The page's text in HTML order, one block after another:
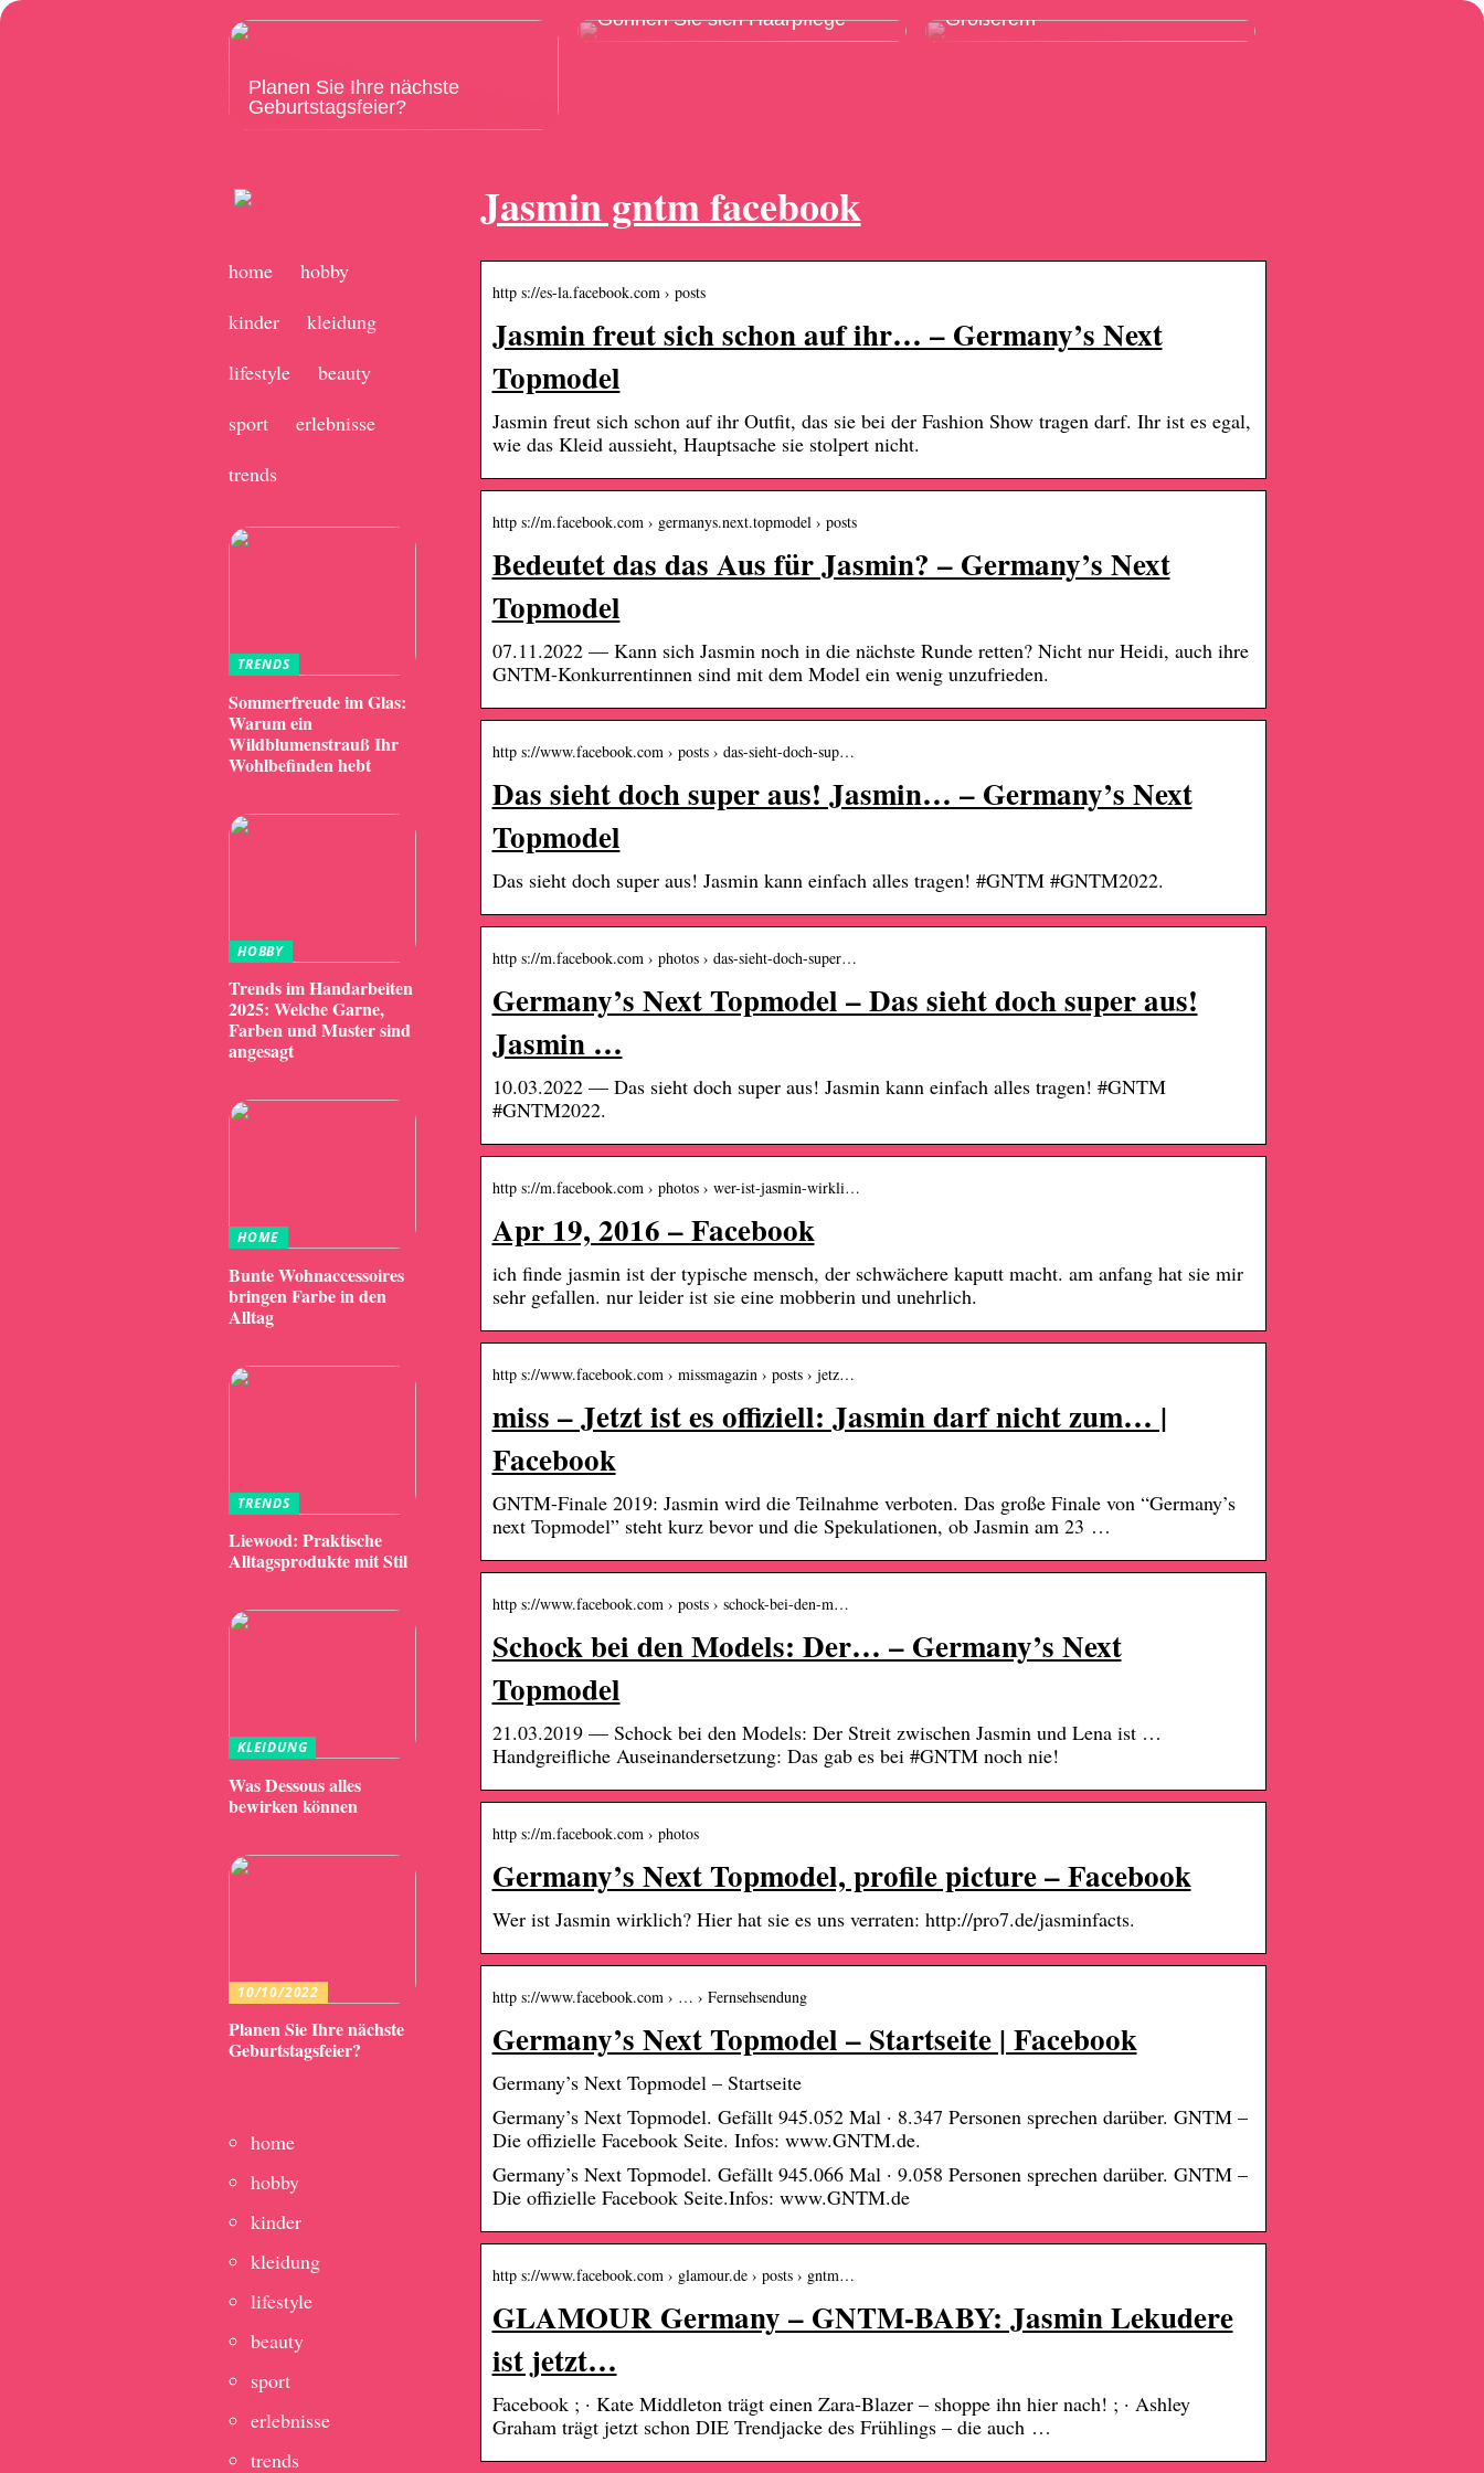
Planen Sie Ihre nächste
Geburtstagsfeier?
Gönnen Sie sich Haarpflege
Größerem
Jasmin gntm facebook
http s://es-la.facebook.com › posts
Jasmin freut sich schon auf ihr… – Germany’s Next
Topmodel
Jasmin freut sich schon auf ihr Outfit, das sie bei der Fashion Show tragen darf. Ihr ist es egal,
wie das Kleid aussieht, Hauptsache sie stolpert nicht.
http s://m.facebook.com › germanys.next.topmodel › posts
Bedeutet das das Aus für Jasmin? – Germany’s Next
Topmodel
07.11.2022 — Kann sich Jasmin noch in die nächste Runde retten? Nicht nur Heidi, auch ihre
GNTM-Konkurrentinnen sind mit dem Model ein wenig unzufrieden.
http s://www.facebook.com › posts › das-sieht-doch-sup…
Das sieht doch super aus! Jasmin… – Germany’s Next
Topmodel
Das sieht doch super aus! Jasmin kann einfach alles tragen! #GNTM #GNTM2022.
http s://m.facebook.com › photos › das-sieht-doch-super…
Germany’s Next Topmodel – Das sieht doch super aus!
Jasmin …
10.03.2022 — Das sieht doch super aus! Jasmin kann einfach alles tragen! #GNTM
#GNTM2022.
http s://m.facebook.com › photos › wer-ist-jasmin-wirkli…
Apr 19, 2016 – Facebook
ich finde jasmin ist der typische mensch, der schwächere kaputt macht. am anfang hat sie mir
sehr gefallen. nur leider ist sie eine mobberin und unehrlich.
http s://www.facebook.com › missmagazin › posts › jetz…
miss – Jetzt ist es offiziell: Jasmin darf nicht zum… |
Facebook
GNTM-Finale 2019: Jasmin wird die Teilnahme verboten. Das große Finale von “Germany’s
next Topmodel” steht kurz bevor und die Spekulationen, ob Jasmin am 23 …
http s://www.facebook.com › posts › schock-bei-den-m…
Schock bei den Models: Der… – Germany’s Next
Topmodel
21.03.2019 — Schock bei den Models: Der Streit zwischen Jasmin und Lena ist …
Handgreifliche Auseinandersetzung: Das gab es bei #GNTM noch nie!
http s://m.facebook.com › photos
Germany’s Next Topmodel, profile picture – Facebook
Wer ist Jasmin wirklich? Hier hat sie es uns verraten: http://pro7.de/jasminfacts.
http s://www.facebook.com › … › Fernsehsendung
Germany’s Next Topmodel – Startseite | Facebook
Germany’s Next Topmodel – Startseite
Germany’s Next Topmodel. Gefällt 945.052 Mal · 8.347 Personen sprechen darüber. GNTM –
Die offizielle Facebook Seite. Infos: www.GNTM.de.
Germany’s Next Topmodel. Gefällt 945.066 Mal · 9.058 Personen sprechen darüber. GNTM –
Die offizielle Facebook Seite.Infos: www.GNTM.de
http s://www.facebook.com › glamour.de › posts › gntm…
GLAMOUR Germany – GNTM-BABY: Jasmin Lekudere
ist jetzt…
Facebook ; · Kate Middleton trägt einen Zara-Blazer – shoppe ihn hier nach! ; · Ashley
Graham trägt jetzt schon DIE Trendjacke des Frühlings – die auch …
home
hobby
kinder
kleidung
lifestyle
beauty
sport
erlebnisse
trends
TRENDS
Sommerfreude im Glas:
Warum ein
Wildblumenstrauß Ihr
Wohlbefinden hebt
HOBBY
Trends im Handarbeiten
2025: Welche Garne,
Farben und Muster sind
angesagt
HOME
Bunte Wohnaccessoires
bringen Farbe in den
Alltag
TRENDS
Liewood: Praktische
Alltagsprodukte mit Stil
KLEIDUNG
Was Dessous alles
bewirken können
10/10/2022
Planen Sie Ihre nächste
Geburtstagsfeier?
home
hobby
kinder
kleidung
lifestyle
beauty
sport
erlebnisse
trends